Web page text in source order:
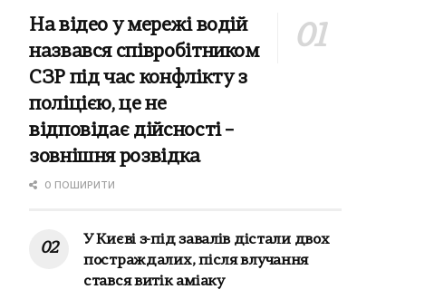
На відео у мережі водій
назвався співробітником
СЗР під час конфлікту з
поліцією, це не
відповідає дійсності –
зовнішня розвідка
0 ПОШИРИТИ
У Києві з-під завалів дістали двох
постраждалих, після влучання
стався витік аміаку